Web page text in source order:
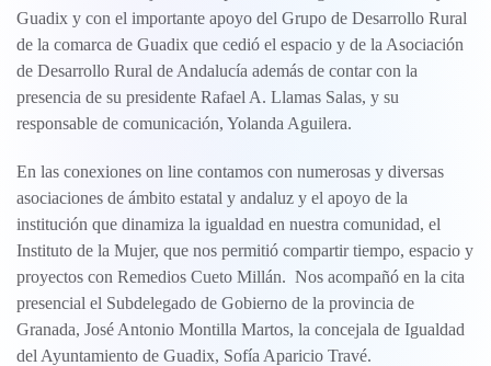
Guadix y con el importante apoyo del Grupo de Desarrollo Rural
de la comarca de Guadix que cedió el espacio y de la Asociación
de Desarrollo Rural de Andalucía además de contar con la
presencia de su presidente Rafael A. Llamas Salas, y su
responsable de comunicación, Yolanda Aguilera.
En las conexiones on line contamos con numerosas y diversas
asociaciones de ámbito estatal y andaluz y el apoyo de la
institución que dinamiza la igualdad en nuestra comunidad, el
Instituto de la Mujer, que nos permitió compartir tiempo, espacio y
proyectos con Remedios Cueto Millán. Nos acompañó en la cita
presencial el Subdelegado de Gobierno de la provincia de
Granada, José Antonio Montilla Martos, la concejala de Igualdad
del Ayuntamiento de Guadix, Sofía Aparicio Travé.